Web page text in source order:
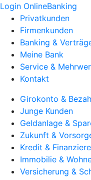
Login OnlineBanking
Privatkunden
Firmenkunden
Banking &
Meine Bank
Service &
Kontakt
Girokonto &
Junge Kunden
Geldanlage &
Zukunft &
Kredit &
Immobilie &
Versicherung &